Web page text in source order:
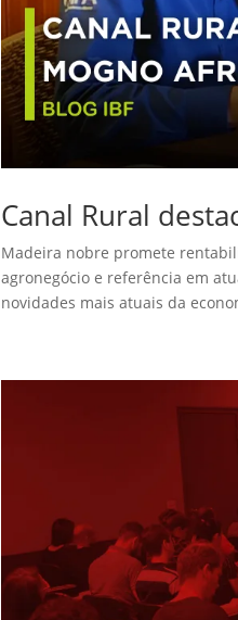
Canal Rural
Madeira nobre promete
agronegócio e referência em
novidades mais atuais da